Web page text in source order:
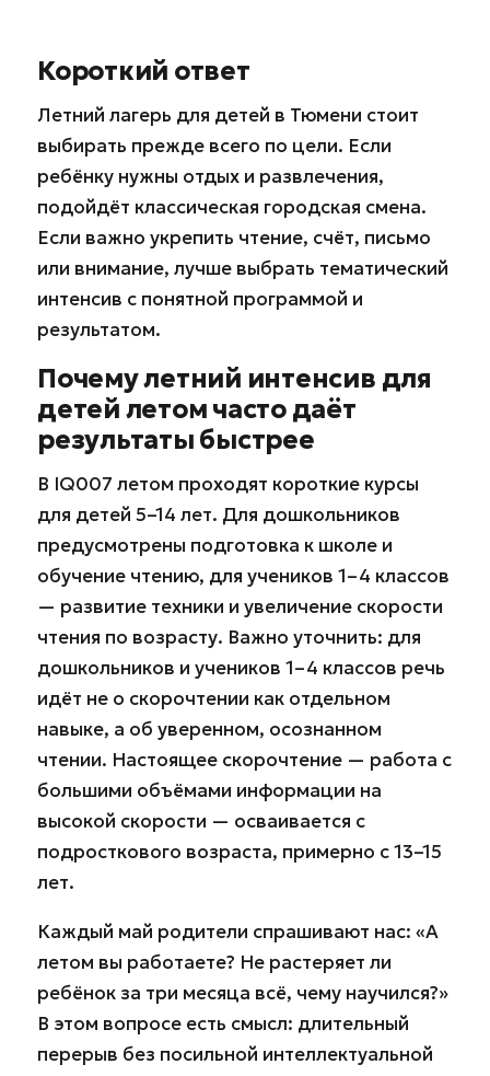
Короткий ответ
Летний лагерь для детей в Тюмени стоит
выбирать прежде всего по цели. Если
ребёнку нужны отдых и развлечения,
подойдёт классическая городская смена.
Если важно укрепить чтение, счёт, письмо
или внимание, лучше выбрать тематический
интенсив с понятной программой и
результатом.
Почему летний интенсив для
детей летом часто даёт
результаты быстрее
В IQ007 летом проходят короткие курсы
для детей 5–14 лет. Для дошкольников
предусмотрены подготовка к школе и
обучение чтению, для учеников 1–4 классов
— развитие техники и увеличение скорости
чтения по возрасту. Важно уточнить: для
дошкольников и учеников 1–4 классов речь
идёт не о скорочтении как отдельном
навыке, а об уверенном, осознанном
чтении. Настоящее скорочтение — работа с
большими объёмами информации на
высокой скорости — осваивается с
подросткового возраста, примерно с 13–15
лет.
Каждый май родители спрашивают нас: «А
летом вы работаете? Не растеряет ли
ребёнок за три месяца всё, чему научился?»
В этом вопросе есть смысл: длительный
перерыв без посильной интеллектуальной